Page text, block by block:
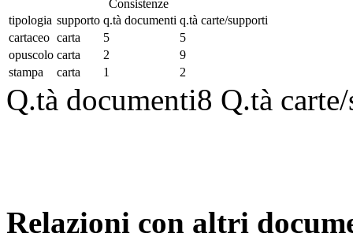
Consistenze
tipologia supporto q.tà documenti q.tà carte/supporti
cartaceo carta 5
5
opuscolo carta 2
9
stampa
carta 1 2
Q.tà documenti8 Q.tà
Relazioni con altri